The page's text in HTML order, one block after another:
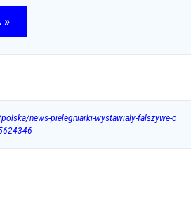
»
news-pielegniarki-wystawialy-falszywe-c